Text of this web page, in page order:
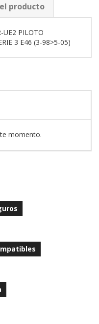
producto
UE2 PILOTO
3 E46 (3-98>5-05)
momento.